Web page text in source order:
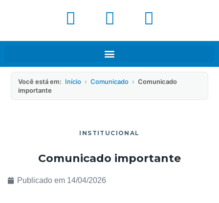
Você está em: Início › Comunicado › Comunicado
importante
INSTITUCIONAL
Comunicado importante
Publicado em 14/04/2026